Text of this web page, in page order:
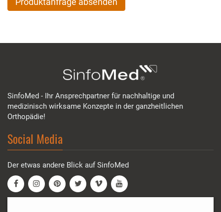
SinfoMed - Ihr Ansprechpartner für nachhaltige und
medizinisch wirksame Konzepte in der ganzheitlichen
Orthopädie!
Social Media
Der etwas andere Blick auf SinfoMed